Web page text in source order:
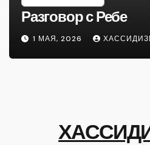
Разговор с Ребе
1 МАЯ, 2026